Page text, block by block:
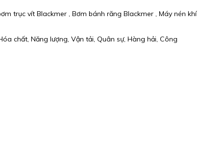
trục vít Blackmer , Bơm bánh răng Blackmer , Máy nén khí
chất, Năng lượng, Vận tải, Quân sự, Hàng hải, Công